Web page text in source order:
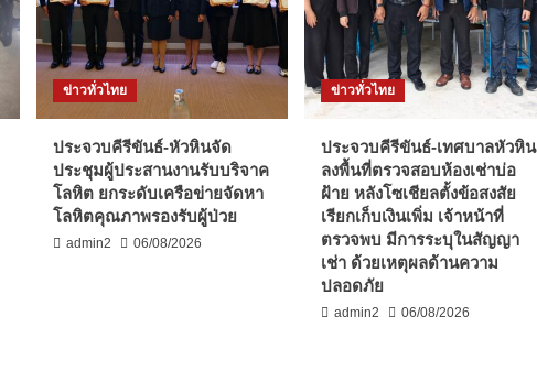
ข่าวทั่วไทย
ประจวบคีรีขันธ์-หัวหินจัด
ประชุมผู้ประสานงานรับบริจาค
โลหิต ยกระดับเครือข่ายจัดหา
โลหิตคุณภาพรองรับผู้ป่วย
admin2 06/08/2026
ข่าวทั่วไทย
ประจวบคีรีขันธ์-เทศบาลหัวหิน
ลงพื้นที่ตรวจสอบห้องเช่าบ่อ
ฝ้าย หลังโซเชียลตั้งข้อสงสัย
เรียกเก็บเงินเพิ่ม เจ้าหน้าที่
ตรวจพบ มีการระบุในสัญญา
เช่า ด้วยเหตุผลด้านความ
ปลอดภัย
admin2 06/08/2026